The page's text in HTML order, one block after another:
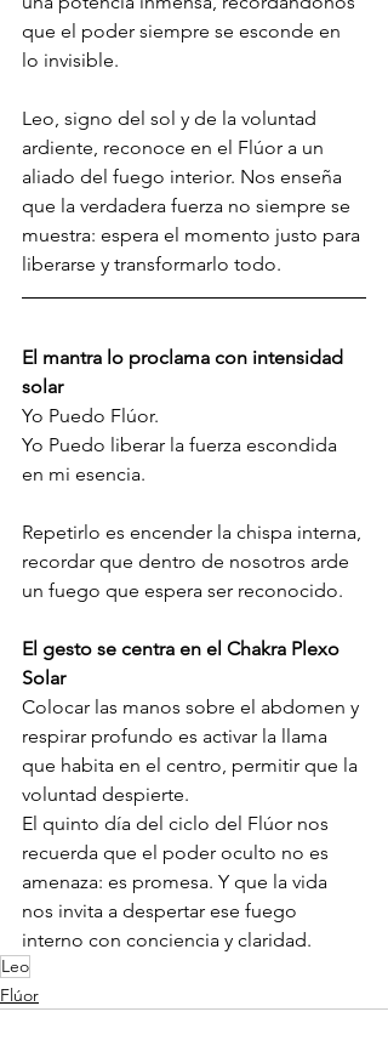
que el poder siempre se esconde en
lo invisible.
Leo, signo del sol y de la voluntad
ardiente, reconoce en el Flúor a un
aliado del fuego interior. Nos enseña
que la verdadera fuerza no siempre se
muestra: espera el momento justo para
liberarse y transformarlo todo.
El mantra lo proclama con intensidad
solar
Yo Puedo Flúor.
Yo Puedo liberar la fuerza escondida
en mi esencia.
Repetirlo es encender la chispa interna,
recordar que dentro de nosotros arde
un fuego que espera ser reconocido.
El gesto se centra en el Chakra Plexo
Solar
Colocar las manos sobre el abdomen y
respirar profundo es activar la llama
que habita en el centro, permitir que la
voluntad despierte.
El quinto día del ciclo del Flúor nos
recuerda que el poder oculto no es
amenaza: es promesa. Y que la vida
nos invita a despertar ese fuego
interno con conciencia y claridad.
Leo
Flúor